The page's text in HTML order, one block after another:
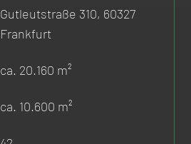
Gutleutstraße 310, 60327
Frankfurt
ca. 20.160 m²
ca. 10.600 m²